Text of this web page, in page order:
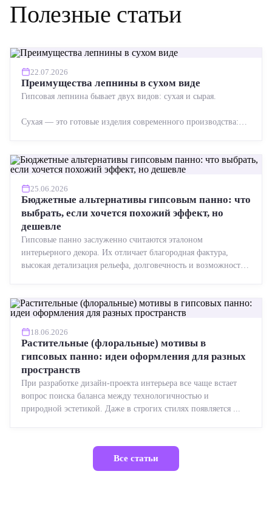
Полезные статьи
22.07.2026
Преимущества лепнины в сухом виде
Гипсовая лепнина бывает двух видов: сухая и сырая.
Сухая — это готовые изделия современного производства:
25.06.2026
Бюджетные альтернативы гипсовым панно: что
выбрать, если хочется похожий эффект, но
дешевле
Гипсовые панно заслуженно считаются эталоном
интерьерного декора. Их отличает благородная фактура,
высокая детализация рельефа, долговечность и возможность
18.06.2026
Растительные (флоральные) мотивы в
гипсовых панно: идеи оформления для разных
пространств
При разработке дизайн-проекта интерьера все чаще встает
вопрос поиска баланса между технологичностью и
природной эстетикой. Даже в строгих стилях появляется ...
Все статьи